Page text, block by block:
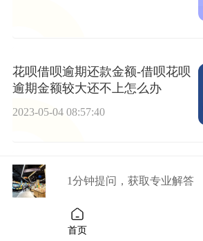
花呗借呗逾期还款金额-借呗花呗
逾期金额较大还不上怎么办
2023-05-04 08:57:40
天天速看：协商还款找银监会行
么(协商还款银监会投诉)
2023-05-04 08:57:40
1分钟提问，获取专业解答
首页